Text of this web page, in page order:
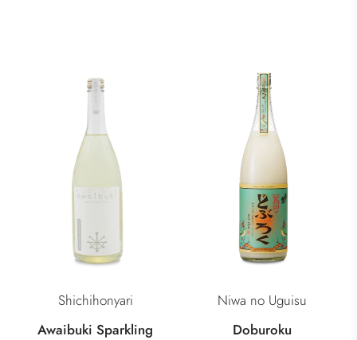
Shichihonyari
Awaibuki Sparkling
Niwa no Uguisu
Doburoku